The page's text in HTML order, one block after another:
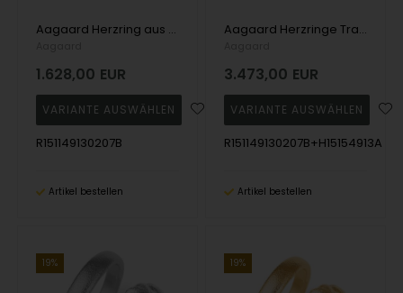
Aagaard Herzring aus 14 Karat Weißgold mit 2 x 0,007 ct + 5 x 0,004 ct Diamanten
1.628,00 EUR
R151149130207B
Artikel bestellen
Aagaard Herzringe Trauring aus 14 Karat Weißgold mit 2 x 0,007 ct + 5 x 0,004 ct Diamanten
3.473,00 EUR
R151149130207B+H15154913A
Artikel bestellen
19% 19%